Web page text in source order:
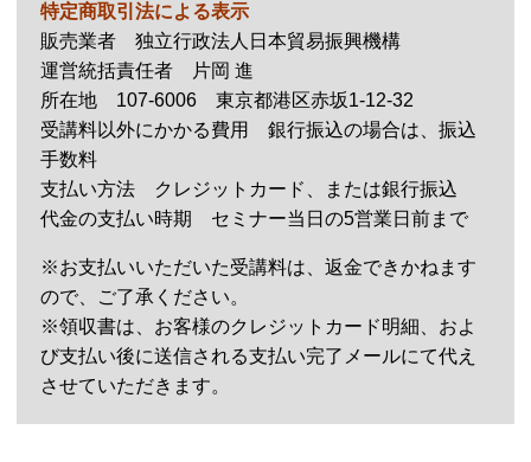
特定商取引法による表示
販売業者 独立行政法人日本貿易振興機構
運営統括責任者 片岡 進
所在地 107-6006 東京都港区赤坂1-12-32
受講料以外にかかる費用 銀行振込の場合は、振込
手数料
支払い方法 クレジットカード、または銀行振込
代金の支払い時期 セミナー当日の5営業日前まで
※お支払いいただいた受講料は、返金できかねます
ので、ご了承ください。
※領収書は、お客様のクレジットカード明細、およ
び支払い後に送信される支払い完了メールにて代え
させていただきます。